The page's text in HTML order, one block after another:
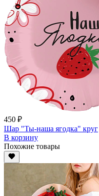
450 ₽
Шар "Ты-наша ягодка" круг
В корзину
Похожие товары